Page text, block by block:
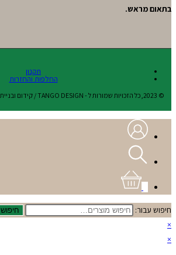
בתאום מראש.
תקנון
החלפות והחזרות
© 2023,כל הזכויות שמורות ל - TANGO DESIGN / קידום ובניית האתר RAVENMEDIA.CO.IL
חיפוש עבור: חיפוש
×
×